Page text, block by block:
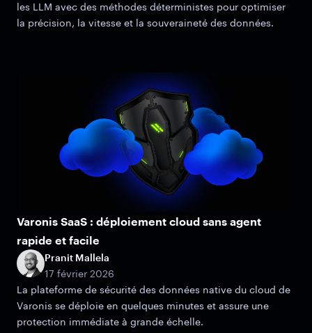
les LLM avec des méthodes déterministes pour optimiser
la précision, la vitesse et la souveraineté des données.
Varonis SaaS : déploiement cloud sans agent
rapide et facile
Pranit Mallela
17 février 2026
La plateforme de sécurité des données native du cloud de
Varonis se déploie en quelques minutes et assure une
protection immédiate à grande échelle.